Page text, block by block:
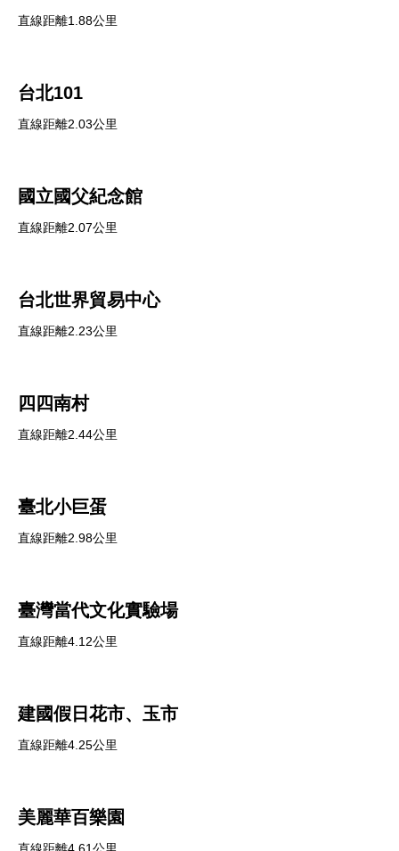
直線距離1.88公里
台北101
直線距離2.03公里
國立國父紀念館
直線距離2.07公里
台北世界貿易中心
直線距離2.23公里
四四南村
直線距離2.44公里
臺北小巨蛋
直線距離2.98公里
臺灣當代文化實驗場
直線距離4.12公里
建國假日花市、玉市
直線距離4.25公里
美麗華百樂園